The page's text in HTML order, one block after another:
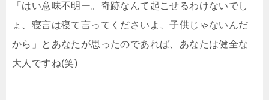
「はい意味不明ー。奇跡なんて起こせるわけないでし
ょ、寝言は寝て言ってくださいよ、子供じゃないんだ
から」とあなたが思ったのであれば、あなたは健全な
大人ですね(笑)